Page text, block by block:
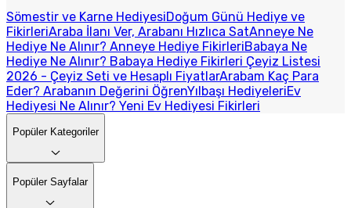
Sömestir ve Karne HediyesiDoğum Günü Hediye ve
FikirleriAraba İlanı Ver, Arabanı Hızlıca SatAnneye Ne
Hediye Ne Alınır? Anneye Hediye FikirleriBabaya Ne
Hediye Ne Alınır? Babaya Hediye Fikirleri Çeyiz Listesi
2026 - Çeyiz Seti ve Hesaplı FiyatlarArabam Kaç Para
Eder? Arabanın Değerini ÖğrenYılbaşı HediyeleriEv
Hediyesi Ne Alınır? Yeni Ev Hediyesi Fikirleri
Popüler Kategoriler
Popüler Sayfalar